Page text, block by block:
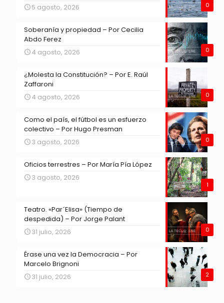
0
5 agosto, 2026
0
Soberanía y propiedad – Por Cecilia
Abdo Ferez
4 agosto, 2026
0
¿Molesta la Constitución? – Por E. Raúl
Zaffaroni
4 agosto, 2026
0
Como el país, el fútbol es un esfuerzo
colectivo – Por Hugo Presman
3 agosto, 2026
1
Oficios terrestres – Por María Pía López
3 agosto, 2026
0
Teatro. «Par´Elisa» (Tiempo de
despedida) – Por Jorge Palant
31 julio, 2026
2
Érase una vez la Democracia – Por
Marcelo Brignoni
31 julio, 2026